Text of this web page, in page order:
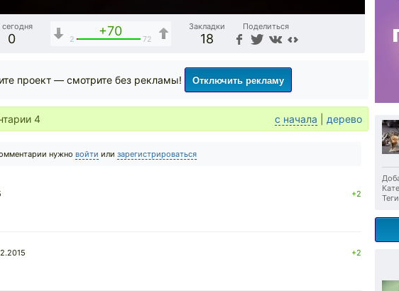
сегодня
0
+70
2 72
Закладки
18
Поделиться
проект — смотрите без рекламы! Отключить рекламу
4 с начала дерево
нужно войти или зарегистрироваться
+2
+2